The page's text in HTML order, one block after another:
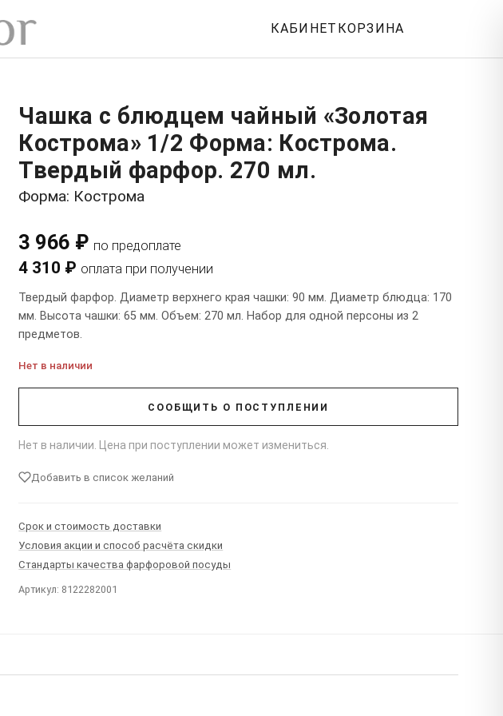
КАБИНЕТ КОРЗИНА
Чашка с блюдцем чайный «Золотая
Кострома» 1/2 Форма: Кострома.
Твердый фарфор. 270 мл.
Форма: Кострома
3 966 ₽ по предоплате
4 310 ₽ оплата при получении
Твердый фарфор. Диаметр верхнего края чашки: 90 мм. Диаметр блюдца: 170
мм. Высота чашки: 65 мм. Объем: 270 мл. Набор для одной персоны из 2
предметов.
Нет в наличии
СООБЩИТЬ О ПОСТУПЛЕНИИ
Нет в наличии. Цена при поступлении может измениться.
Добавить в список желаний
Срок и стоимость доставки
Условия акции и способ расчёта скидки
Стандарты качества фарфоровой посуды
Артикул: 8122282001